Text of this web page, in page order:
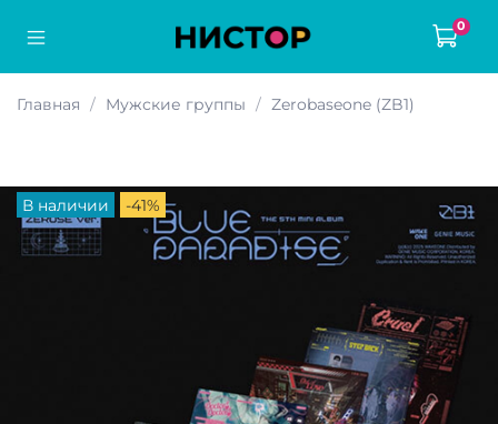
0
Главная Мужские группы Zerobaseone (ZB1)
В наличии -41%